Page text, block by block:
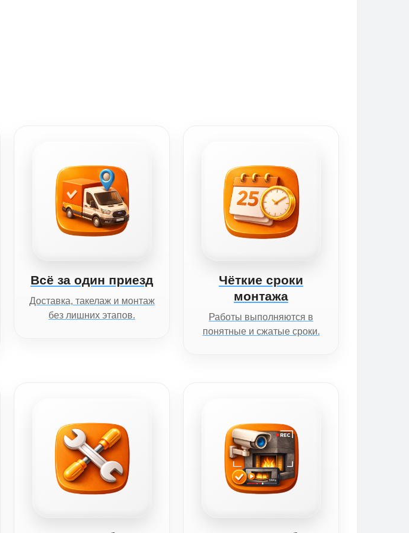
Всё за один приезд
Доставка, такелаж и монтаж
без лишних этапов.
Чёткие сроки
монтажа
Работы выполняются в
понятные и сжатые сроки.